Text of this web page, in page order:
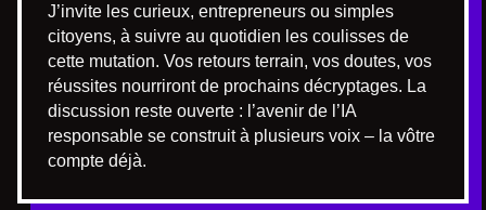
J’invite les curieux, entrepreneurs ou simples
citoyens, à suivre au quotidien les coulisses de
cette mutation. Vos retours terrain, vos doutes, vos
réussites nourriront de prochains décryptages. La
discussion reste ouverte : l’avenir de l’IA
responsable se construit à plusieurs voix – la vôtre
compte déjà.